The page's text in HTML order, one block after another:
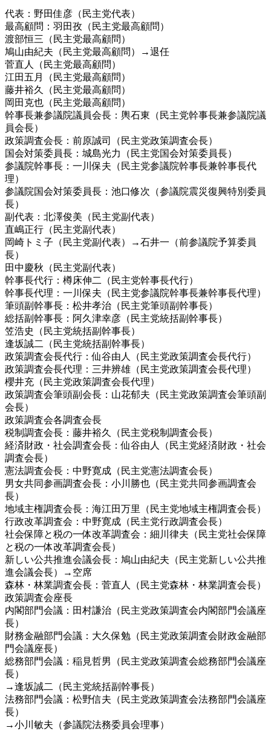
代表：野田佳彦（民主党代表）
最高顧問：羽田孜（民主党最高顧問）
渡部恒三（民主党最高顧問）
鳩山由紀夫（民主党最高顧問）→退任
菅直人（民主党最高顧問）
江田五月（民主党最高顧問）
藤井裕久（民主党最高顧問）
岡田克也（民主党最高顧問）
幹事長兼参議院議員会長：輿石東（民主党幹事長兼参議院議
員会長）
政策調査会長：前原誠司（民主党政策調査会長）
国会対策委員長：城島光力（民主党国会対策委員長）
参議院幹事長：一川保夫（民主党参議院幹事長兼幹事長代
理）
参議院国会対策委員長：池口修次（参議院震災復興特別委員
長）
副代表：北澤俊美（民主党副代表）
直嶋正行（民主党副代表）
岡崎トミ子（民主党副代表）→石井一（前参議院予算委員
長）
田中慶秋（民主党副代表）
幹事長代行：樽床伸二（民主党幹事長代行）
幹事長代理：一川保夫（民主党参議院幹事長兼幹事長代理）
筆頭副幹事長：松井孝治（民主党筆頭副幹事長）
総括副幹事長：阿久津幸彦（民主党統括副幹事長）
笠浩史（民主党統括副幹事長）
逢坂誠二（民主党統括副幹事長）
政策調査会長代行：仙谷由人（民主党政策調査会長代行）
政策調査会長代理：三井辨雄（民主党政策調査会長代理）
櫻井充（民主党政策調査会長代理）
政策調査会筆頭副会長：山花郁夫（民主党政策調査会筆頭副
会長）
政策調査会各調査会長
税制調査会長：藤井裕久（民主党税制調査会長）
経済財政・社会調査会長：仙谷由人（民主党経済財政・社会
調査会長）
憲法調査会長：中野寛成（民主党憲法調査会長）
男女共同参画調査会長：小川勝也（民主党共同参画調査会
長）
地域主権調査会長：海江田万里（民主党地域主権調査会長）
行政改革調査会：中野寛成（民主党行政調査会長）
社会保障と税の一体改革調査会：細川律夫（民主党社会保障
と税の一体改革調査会長）
新しい公共推進会議会長：鳩山由紀夫（民主党新しい公共推
進会議会長）→空席
森林・林業調査会長：菅直人（民主党森林・林業調査会長）
政策調査会座長
内閣部門会議：田村謙治（民主党政策調査会内閣部門会議座
長）
財務金融部門会議：大久保勉（民主党政策調査会財政金融部
門会議座長）
総務部門会議：稲見哲男（民主党政策調査会総務部門会議座
長）
→逢坂誠二（民主党統括副幹事長）
法務部門会議：松野信夫（民主党政策調査会法務部門会議座
長）
→小川敏夫（参議院法務委員会理事）